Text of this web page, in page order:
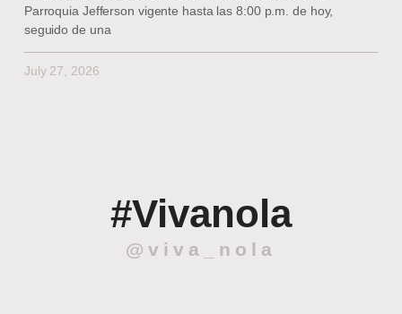
Parroquia Jefferson vigente hasta las 8:00 p.m. de hoy,
seguido de una
July 27, 2026
#Vivanola
@viva_nola